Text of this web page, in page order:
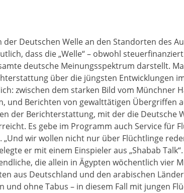
Deutschen Welle an den Standorten des
dass die „Welle“ – obwohl
deutsche Meinungsspektrum darstellt.
über die jüngsten Entwicklungen
zwischen dem starken Bild vom Münchner
und Berichten von gewalttätigen Übergriffen
der Berichterstattung, mit der die Deutsche
Es gebe im Programm auch Service für
wir wollen nicht nur über Flüchtlinge
er mit einem Einspieler aus „Shabab
die allein in Ägypten wöchentlich vier
aus Deutschland und den arabischen
ohne Tabus – in diesem Fall mit jungen